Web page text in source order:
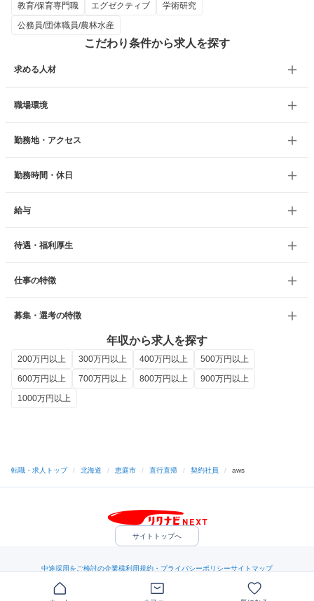
教育/保育専門職
エグゼクティブ
学術研究
公務員/団体職員/農林水産
こだわり条件から求人を探す
求める人材
職場環境
勤務地・アクセス
勤務時間・休日
給与
待遇・福利厚生
仕事の特徴
募集・選考の特徴
年収から求人を探す
200万円以上 300万円以上 400万円以上
500万円以上
600万円以上
700万円以上 800万円以上
900万円以上
1000万円以上
転職・求人トップ / 北海道 / 恵庭市 / 直行直帰 / 契約社員 / aws
サイトトップへ
中途採用をご検討の企業様利用規約・プライバシーポリシーサイトマップ
（C）Indeed Inc.